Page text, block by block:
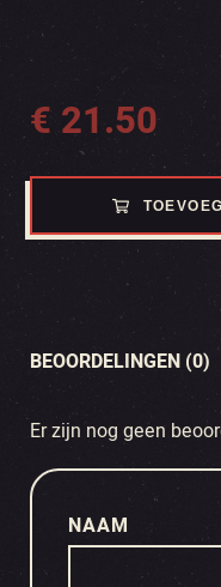
€ 21.50
BEOORDELINGEN (0)
Er zijn nog geen
NAAM